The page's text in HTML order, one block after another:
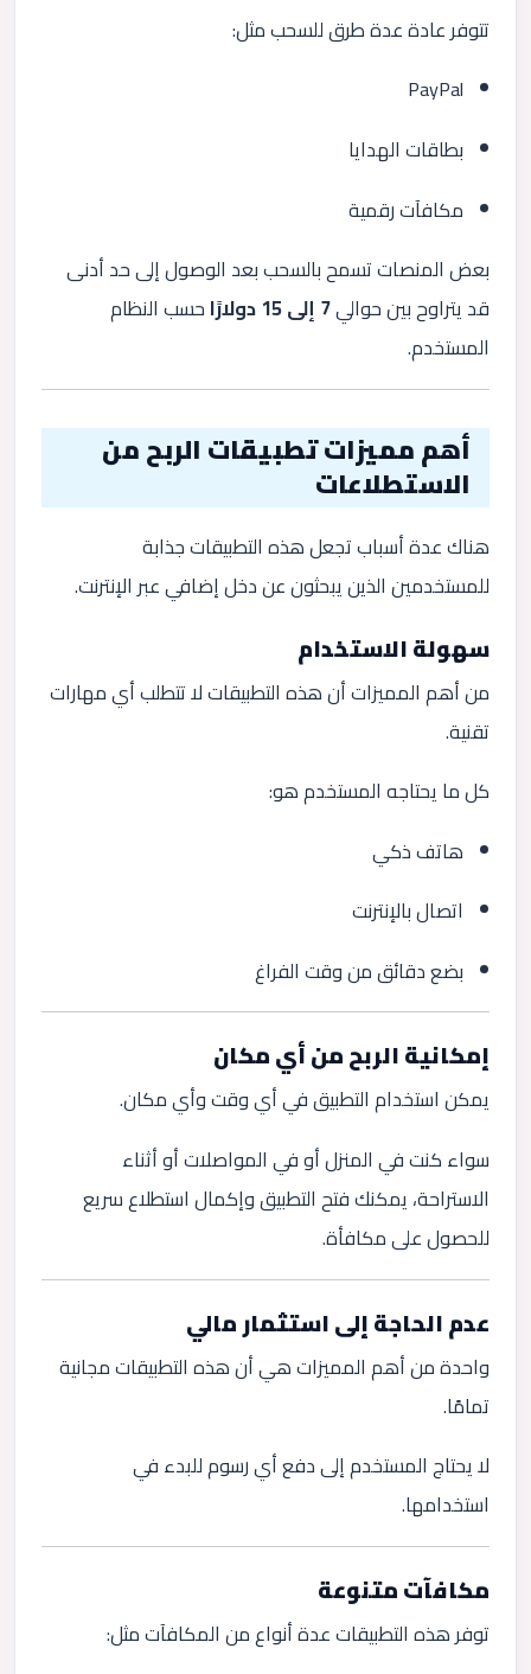
تتوفر عادة عدة طرق للسحب مثل:
PayPal
بطاقات الهدايا
مكافآت رقمية
بعض المنصات تسمح بالسحب بعد الوصول إلى حد أدنى
قد يتراوح بين حوالي7 إلى 15 دولارًا
حسب النظام
المستخدم.
أهم مميزات تطبيقات الربح من
الاستطلاعات
هناك عدة أسباب تجعل هذه التطبيقات جذابة
للمستخدمين الذين يبحثون عن دخل إضافي عبر الإنترنت.
سهولة الاستخدام
من أهم المميزات أن هذه التطبيقات لا تتطلب أي مهارات
تقنية.
كل ما يحتاجه المستخدم هو:
هاتف ذكي
اتصال بالإنترنت
بضع دقائق من وقت الفراغ
إمكانية الربح من أي مكان
يمكن استخدام التطبيق في أي وقت وأي مكان.
سواء كنت في المنزل أو في المواصلات أو أثناء
الاستراحة، يمكنك فتح التطبيق وإكمال استطلاع سريع
للحصول على مكافأة.
عدم الحاجة إلى استثمار مالي
واحدة من أهم المميزات هي أن هذه التطبيقات مجانية
تمامًا.
لا يحتاج المستخدم إلى دفع أي رسوم للبدء في
استخدامها.
مكافآت متنوعة
توفر هذه التطبيقات عدة أنواع من المكافآت مثل: